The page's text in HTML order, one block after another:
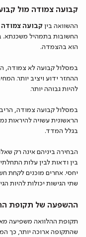
קבועה צמודה מול
ההשוואה בין קבועה צמודה
החשובות בתמהיל משכנתא.
הוא בהצמדה.
במסלול קבועה לא צמודה,
ההחזר ידוע ויציב יותר.
להיות גבוהה יותר.
במסלול קבועה צמודה,
הראשונית עשויה להיראות
בגלל המדד.
הבחירה ביניהם אינה רק
בין ודאות לבין עלות
יחסי. אחרים מוכנים לקחת
שתי הגישות יכולות להיות
ההשפעה של תקופת
תקופת ההלוואה משפיעה
שהתקופה ארוכה יותר, כך